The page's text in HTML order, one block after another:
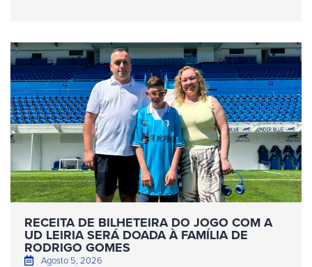
RECEITA DE BILHETEIRA DO JOGO COM A
UD LEIRIA SERÁ DOADA À FAMÍLIA DE
RODRIGO GOMES
Agosto 5, 2026